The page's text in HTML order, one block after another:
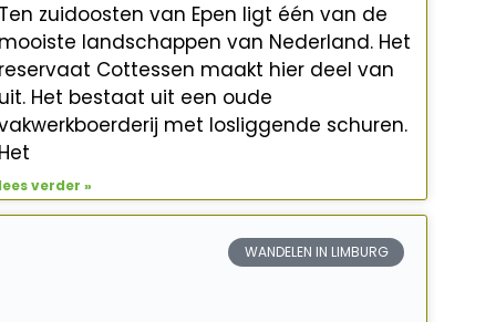
zuidoosten van Epen ligt één van de
landschappen van Nederland. Het
Cottessen maakt hier deel van
Het bestaat uit een oude
met losliggende schuren.
verder »
WANDELEN IN LIMBURG